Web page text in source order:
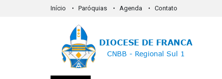
Início Paróquias Agenda Contato